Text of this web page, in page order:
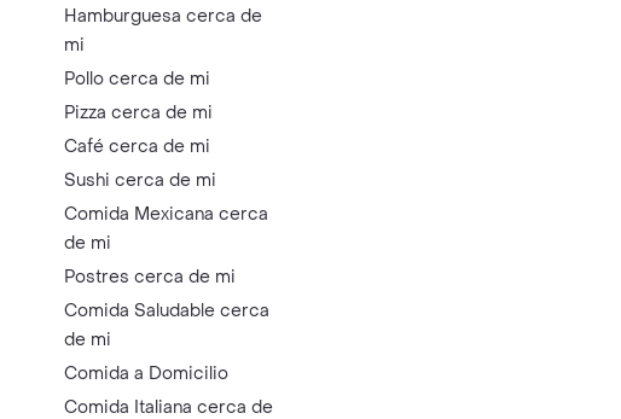
Hamburguesa cerca de
mi
Pollo cerca de mi
Pizza cerca de mi
Café cerca de mi
Sushi cerca de mi
Comida Mexicana cerca
de mi
Postres cerca de mi
Comida Saludable cerca
de mi
Comida a Domicilio
Comida Italiana cerca de